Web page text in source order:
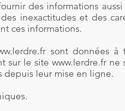
des informations
inexactitudes et des
ces informations.
sont données à
sur le site www.lerdre.fr ne
depuis leur mise en ligne.